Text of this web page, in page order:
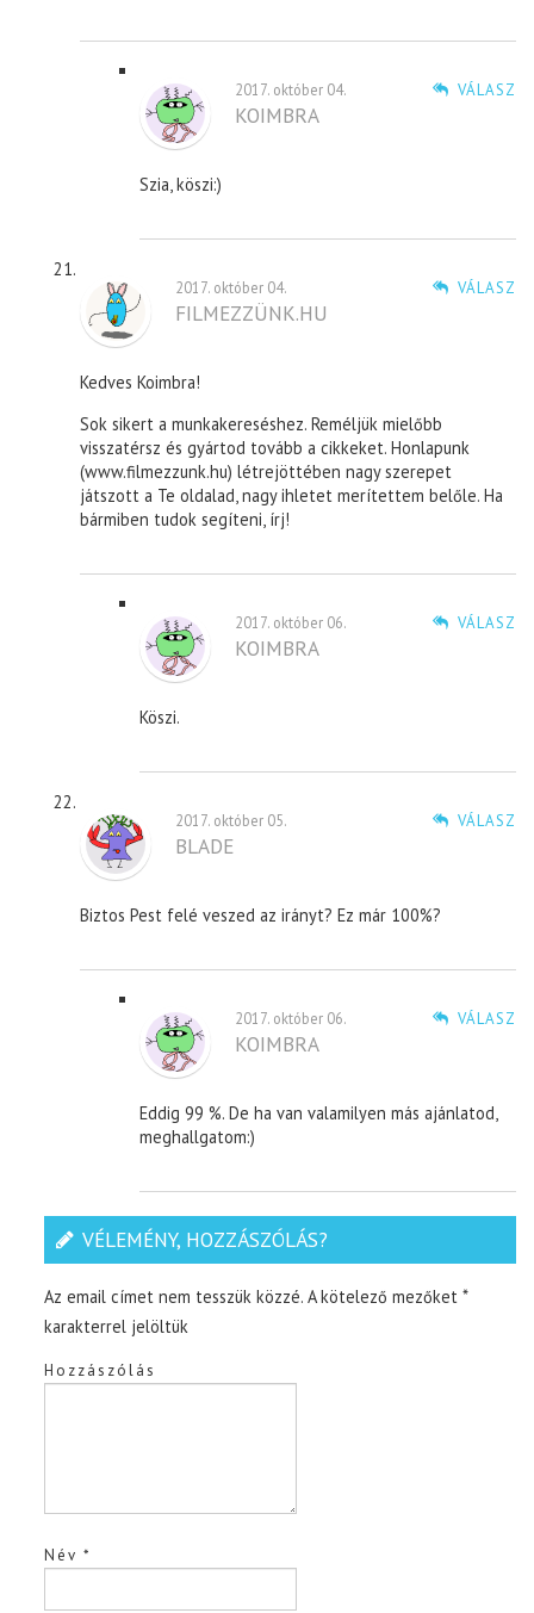
VÁLASZ
2017. október 04.
KOIMBRA
Szia, köszi:)
VÁLASZ
2017. október 04.
FILMEZZÜNK.HU
Kedves Koimbra!
Sok sikert a munkakereséshez. Reméljük mielőbb
visszatérsz és gyártod tovább a cikkeket. Honlapunk
(www.filmezzunk.hu) létrejöttében nagy szerepet
játszott a Te oldalad, nagy ihletet merítettem belőle. Ha
bármiben tudok segíteni, írj!
VÁLASZ
2017. október 06.
KOIMBRA
Köszi.
VÁLASZ
2017. október 05.
BLADE
Biztos Pest felé veszed az irányt? Ez már 100%?
VÁLASZ
2017. október 06.
KOIMBRA
Eddig 99 %. De ha van valamilyen más ajánlatod,
meghallgatom:)
VÉLEMÉNY, HOZZÁSZÓLÁS?
Az email címet nem tesszük közzé. A kötelező mezőket*
karakterrel jelöltük
Hozzászólás
Név*